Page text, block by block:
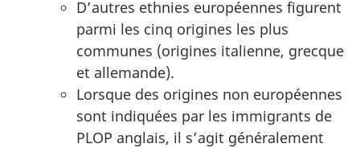
D’autres ethnies européennes figurent
parmi les cinq origines les plus
communes (origines italienne, grecque
et allemande).
Lorsque des origines non européennes
sont indiquées par les immigrants de
PLOP anglais, il s’agit généralement